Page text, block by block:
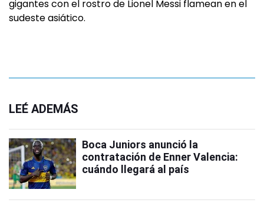
gigantes con el rostro de Lionel Messi flamean en el
sudeste asiático.
LEÉ ADEMÁS
Boca Juniors anunció la
contratación de Enner Valencia:
cuándo llegará al país